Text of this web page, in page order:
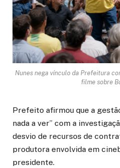
Nunes nega vínculo da Prefeitura
filme sobre
Prefeito afirmou que a
nada a ver” com a
desvio de recursos de
produtora envolvida em
presidente.